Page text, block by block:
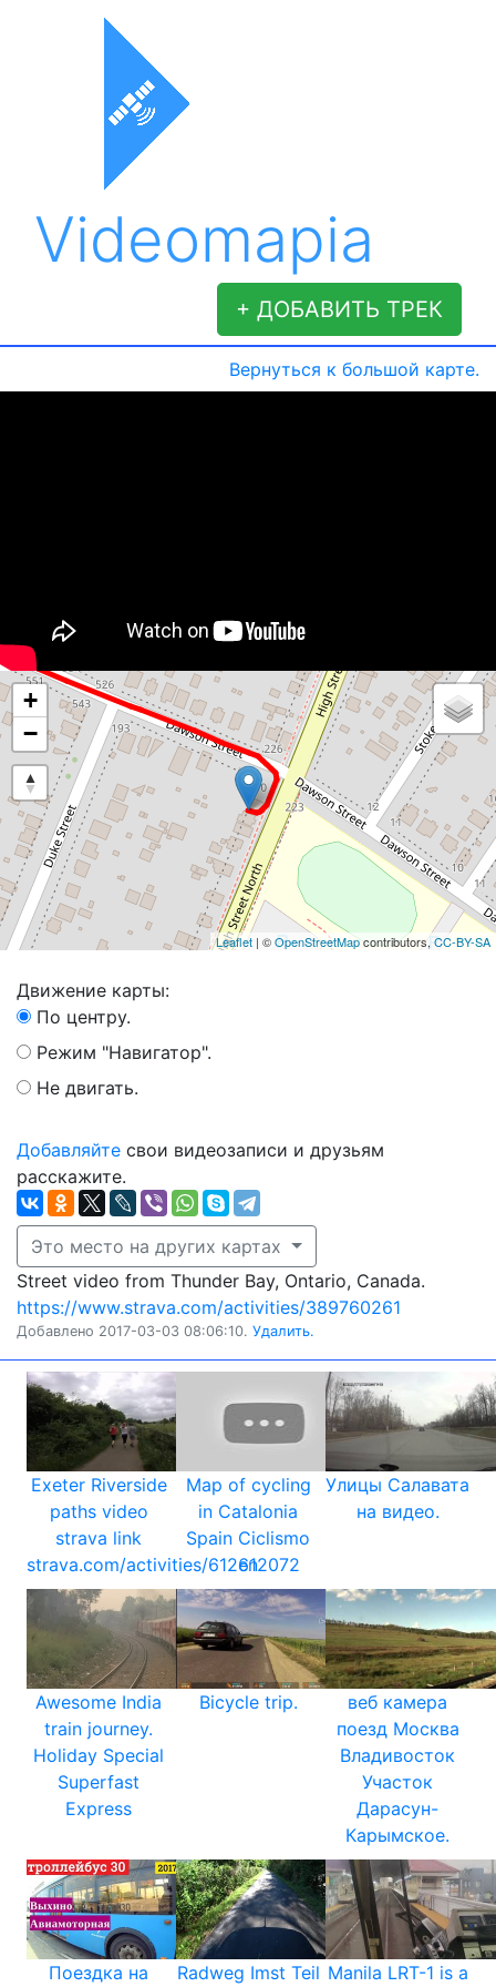
Videomapia
+ ДОБАВИТЬ ТРЕК
Вернуться к большой карте.
+
−
Leaflet | ©OpenStreetMapcontributors,CC-BY-SA
Движение карты:
По центру.
Режим "Навигатор".
Не двигать.
Добавляйте свои видеозаписи и друзьям
расскажите.
Это место на других картах
Street video from Thunder Bay, Ontario, Canada.
https://www.strava.com/activities/389760261
Добавлено 2017-03-03 08:06:10. Удалить.
Exeter Riverside
paths video
strava link
strava.com/activities/612612072
Map of cycling
in Catalonia
Spain Ciclismo
en
Улицы Салавата
на видео.
Awesome India
train journey.
Holiday Special
Superfast
Express
Bicycle trip.
веб камера
поезд Москва
Владивосток
Участок
Дарасун-
Карымское.
Поездка на Radweg Imst Teil Manila LRT-1 is a